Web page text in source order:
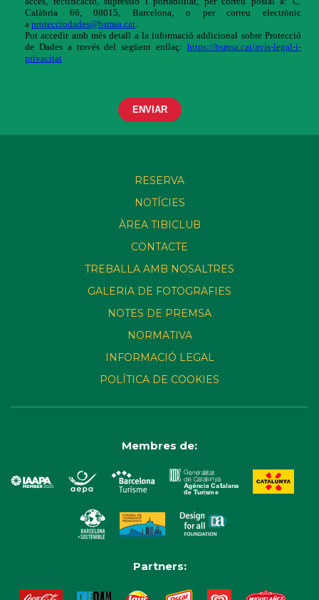
RESERVA
NOTÍCIES
ÀREA TIBICLUB
CONTACTE
TREBALLA AMB NOSALTRES
GALERIA DE FOTOGRAFIES
NOTES DE PREMSA
NORMATIVA
INFORMACIÓ LEGAL
POLÍTICA DE COOKIES
Membres de:
Partners: